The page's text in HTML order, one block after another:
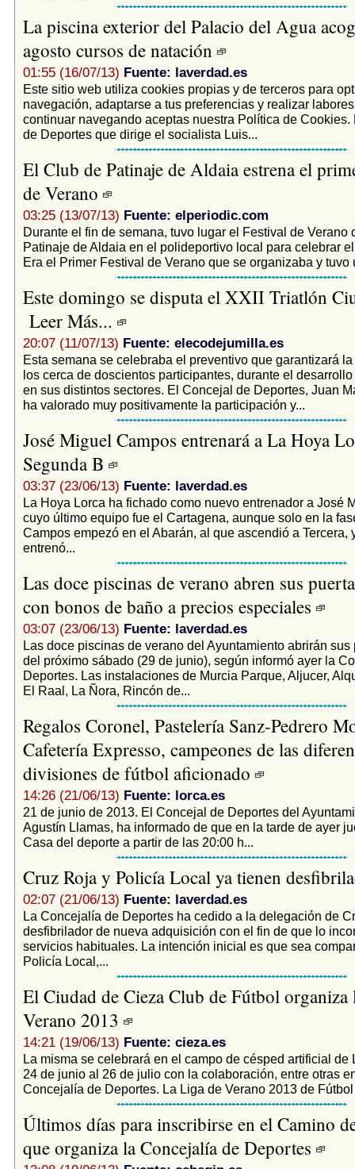
La piscina exterior del Palacio del Agua
agosto cursos de natación
01:55 (16/07/13) Fuente: laverdad.es
Este sitio web utiliza cookies propias y de terceros para
navegación, adaptarse a tus preferencias y realizar
continuar navegando aceptas nuestra Política de Cookies.
de Deportes que dirige el socialista Luis...
El Club de Patinaje de Aldaia estrena el
de Verano
03:25 (13/07/13) Fuente: elperiodic.com
Durante el fin de semana, tuvo lugar el Festival de Verano
Patinaje de Aldaia en el polideportivo local para celebrar
Era el Primer Festival de Verano que se organizaba y tuvo
Este domingo se disputa el XXII Triatlón
Leer Más...
20:07 (11/07/13) Fuente: elecodejumilla.es
Esta semana se celebraba el preventivo que garantizará
los cerca de doscientos participantes, durante el
en sus distintos sectores. El Concejal de Deportes, Juan
ha valorado muy positivamente la participación y...
José Miguel Campos entrenará a La Hoya
Segunda B
03:37 (23/06/13) Fuente: laverdad.es
La Hoya Lorca ha fichado como nuevo entrenador a José
cuyo último equipo fue el Cartagena, aunque solo en la
Campos empezó en el Abarán, al que ascendió a Tercera,
entrenó...
Las doce piscinas de verano abren sus
con bonos de baño a precios especiales
03:07 (23/06/13) Fuente: laverdad.es
Las doce piscinas de verano del Ayuntamiento abrirán sus
del próximo sábado (29 de junio), según informó ayer la
Deportes. Las instalaciones de Murcia Parque, Aljucer,
El Raal, La Ñora, Rincón de...
Regalos Coronel, Pastelería Sanz-Pedrero
Cafetería Expresso, campeones de las
divisiones de fútbol aficionado
14:26 (21/06/13) Fuente: lorca.es
21 de junio de 2013. El Concejal de Deportes del
Agustín Llamas, ha informado de que en la tarde de ayer
Casa del deporte a partir de las 20:00 h...
Cruz Roja y Policía Local ya tienen
02:07 (21/06/13) Fuente: laverdad.es
La Concejalía de Deportes ha cedido a la delegación de
desfibrilador de nueva adquisición con el fin de que lo
servicios habituales. La intención inicial es que sea
Policía Local,...
El Ciudad de Cieza Club de Fútbol organiza
Verano 2013
14:21 (19/06/13) Fuente: cieza.es
La misma se celebrará en el campo de césped artificial de
24 de junio al 26 de julio con la colaboración, entre otras
Concejalía de Deportes. La Liga de Verano 2013 de Fútbol
Últimos días para inscribirse en el Camino
que organiza la Concejalía de Deportes